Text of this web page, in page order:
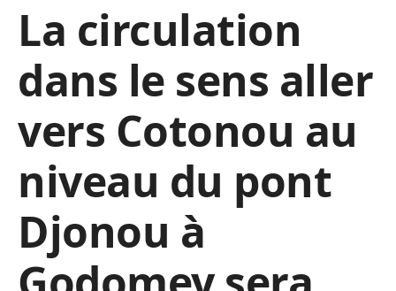
La circulation
dans le sens aller
vers Cotonou au
niveau du pont
Djonou à